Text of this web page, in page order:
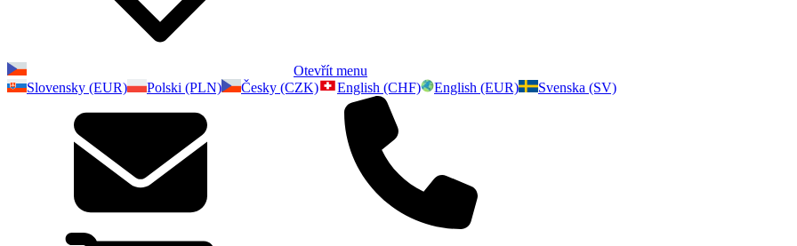
Otevřít menu
Slovensky (EUR)
Polski (PLN) Česky (CZK) English (CHF) English (EUR) Svenska (SV)